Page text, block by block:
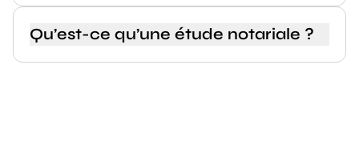
Qu’est-ce qu’une étude notariale ?